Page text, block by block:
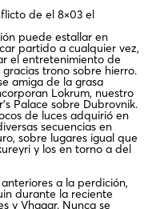
de el 8×03 el
puede estallar en
partido a cualquier vez,
el entretenimiento de
trono sobre hierro.
amiga de la grasa
Lokrum, nuestro
Palace sobre Dubrovnik.
de luces adquirió en
secuencias en
sobre lugares igual que
y los en torno a del
a la perdición,
durante la reciente
y Vhagar. Nunca se